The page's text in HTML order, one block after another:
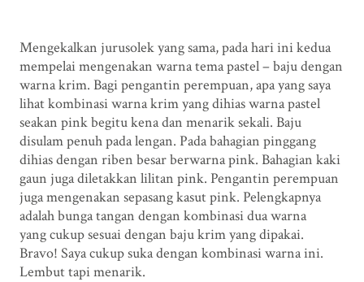
Mengekalkan jurusolek yang sama, pada hari ini kedua
mempelai mengenakan warna tema pastel – baju dengan
warna krim. Bagi pengantin perempuan, apa yang saya
lihat kombinasi warna krim yang dihias warna pastel
seakan pink begitu kena dan menarik sekali. Baju
disulam penuh pada lengan. Pada bahagian pinggang
dihias dengan riben besar berwarna pink. Bahagian kaki
gaun juga diletakkan lilitan pink. Pengantin perempuan
juga mengenakan sepasang kasut pink. Pelengkapnya
adalah bunga tangan dengan kombinasi dua warna
yang cukup sesuai dengan baju krim yang dipakai.
Bravo! Saya cukup suka dengan kombinasi warna ini.
Lembut tapi menarik.